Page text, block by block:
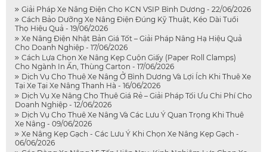
Giải Pháp Xe Nâng Điện Cho KCN VSIP Bình Dương - 22/06/2026
Cách Bảo Dưỡng Xe Nâng Điện Đúng Kỹ Thuật, Kéo Dài Tuổi
Thọ Hiệu Quả - 19/06/2026
Xe Nâng Điện Nhật Bản Giá Tốt – Giải Pháp Nâng Hạ Hiệu Quả
Cho Doanh Nghiệp - 17/06/2026
Cách Lựa Chọn Xe Nâng Kẹp Cuộn Giấy (Paper Roll Clamps)
Cho Ngành In Ấn, Thùng Carton - 17/06/2026
Dịch Vụ Cho Thuê Xe Nâng Ở Bình Dương Và Lợi Ích Khi Thuê Xe
Tại Xe Tại Xe Nâng Thanh Hà - 16/06/2026
Dịch Vụ Xe Nâng Cho Thuê Giá Rẻ – Giải Pháp Tối Ưu Chi Phí Cho
Doanh Nghiệp - 12/06/2026
Dịch Vụ Cho Thuê Xe Nâng Và Các Lưu Ý Quan Trọng Khi Thuê
Xe Nâng - 09/06/2026
Xe Nâng Kẹp Gạch - Các Lưu Ý Khi Chọn Xe Nâng Kẹp Gạch -
06/06/2026